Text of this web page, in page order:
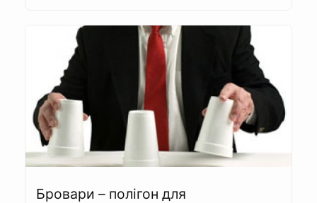
Бровари – полігон для